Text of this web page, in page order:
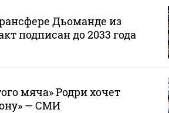
Дьоманде из
подписан до 2033 года
мяча» Родри хочет
— СМИ